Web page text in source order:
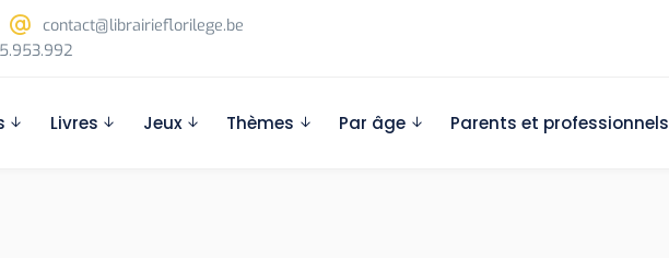
contact@librairieflorilege.be
Livres Jeux Thèmes Par âge Parents et professionnels